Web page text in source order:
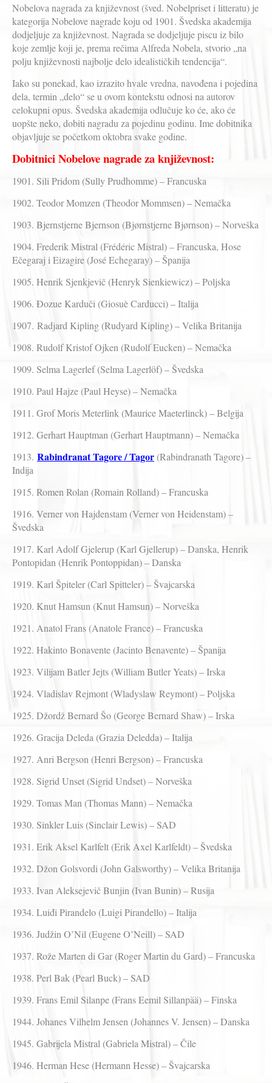
Nobelova nagrada za književnost (šved. Nobelpriset i litteratu) je
kategorija Nobelove nagrade koju od 1901. Švedska akademija
dodjeljuje za književnost. Nagrada se dodjeljuje piscu iz bilo
koje zemlje koji je, prema rečima Alfreda Nobela, stvorio „na
polju književnosti najbolje delo idealističkih tendencija“.
Iako su ponekad, kao izrazito hvale vredna, navođena i pojedina
dela, termin „delo“ se u ovom kontekstu odnosi na autorov
celokupni opus. Švedska akademija odlučuje ko će, ako će
uopšte neko, dobiti nagradu za pojedinu godinu. Ime dobitnika
objavljuje se početkom oktobra svake godine.
Dobitnici Nobelove nagrade za književnost:
1901. Sili Pridom (Sully Prudhomme) – Francuska
1902. Teodor Momzen (Theodor Mommsen) – Nemačka
1903. Bjernstjerne Bjernson (Bjørnstjerne Bjørnson) – Norveška
1904. Frederik Mistral (Frédéric Mistral) – Francuska, Hose
Ečegaraj i Eizagire (José Echegaray) – Španija
1905. Henrik Sjenkjevič (Henryk Sienkiewicz) – Poljska
1906. Đozue Karduči (Giosuè Carducci) – Italija
1907. Radjard Kipling (Rudyard Kipling) – Velika Britanija
1908. Rudolf Kristof Ojken (Rudolf Eucken) – Nemačka
1909. Selma Lagerlef (Selma Lagerlöf) – Švedska
1910. Paul Hajze (Paul Heyse) – Nemačka
1911. Grof Moris Meterlink (Maurice Maeterlinck) – Belgija
1912. Gerhart Hauptman (Gerhart Hauptmann) – Nemačka
1913. Rabindranat Tagore / Tagor (Rabindranath Tagore) –
Indija
1915. Romen Rolan (Romain Rolland) – Francuska
1916. Verner von Hajdenstam (Verner von Heidenstam) –
Švedska
1917. Karl Adolf Gjelerup (Karl Gjellerup) – Danska, Henrik
Pontopidan (Henrik Pontoppidan) – Danska
1919. Karl Špiteler (Carl Spitteler) – Švajcarska
1920. Knut Hamsun (Knut Hamsun) – Norveška
1921. Anatol Frans (Anatole France) – Francuska
1922. Hakinto Bonavente (Jacinto Benavente) – Španija
1923. Vilijam Batler Jejts (William Butler Yeats) – Irska
1924. Vladislav Rejmont (Wladyslaw Reymont) – Poljska
1925. Džordž Bernard Šo (George Bernard Shaw) – Irska
1926. Gracija Deleda (Grazia Deledda) – Italija
1927. Anri Bergson (Henri Bergson) – Francuska
1928. Sigrid Unset (Sigrid Undset) – Norveška
1929. Tomas Man (Thomas Mann) – Nemačka
1930. Sinkler Luis (Sinclair Lewis) – SAD
1931. Erik Aksel Karlfelt (Erik Axel Karlfeldt) – Švedska
1932. Džon Golsvordi (John Galsworthy) – Velika Britanija
1933. Ivan Aleksejevič Bunjin (Ivan Bunin) – Rusija
1934. Luiđi Pirandelo (Luigi Pirandello) – Italija
1936. Judžin O’Nil (Eugene O’Neill) – SAD
1937. Rože Marten di Gar (Roger Martin du Gard) – Francuska
1938. Perl Bak (Pearl Buck) – SAD
1939. Frans Emil Silanpe (Frans Eemil Sillanpää) – Finska
1944. Johanes Vilhelm Jensen (Johannes V. Jensen) – Danska
1945. Gabrijela Mistral (Gabriela Mistral) – Čile
1946. Herman Hese (Hermann Hesse) – Švajcarska